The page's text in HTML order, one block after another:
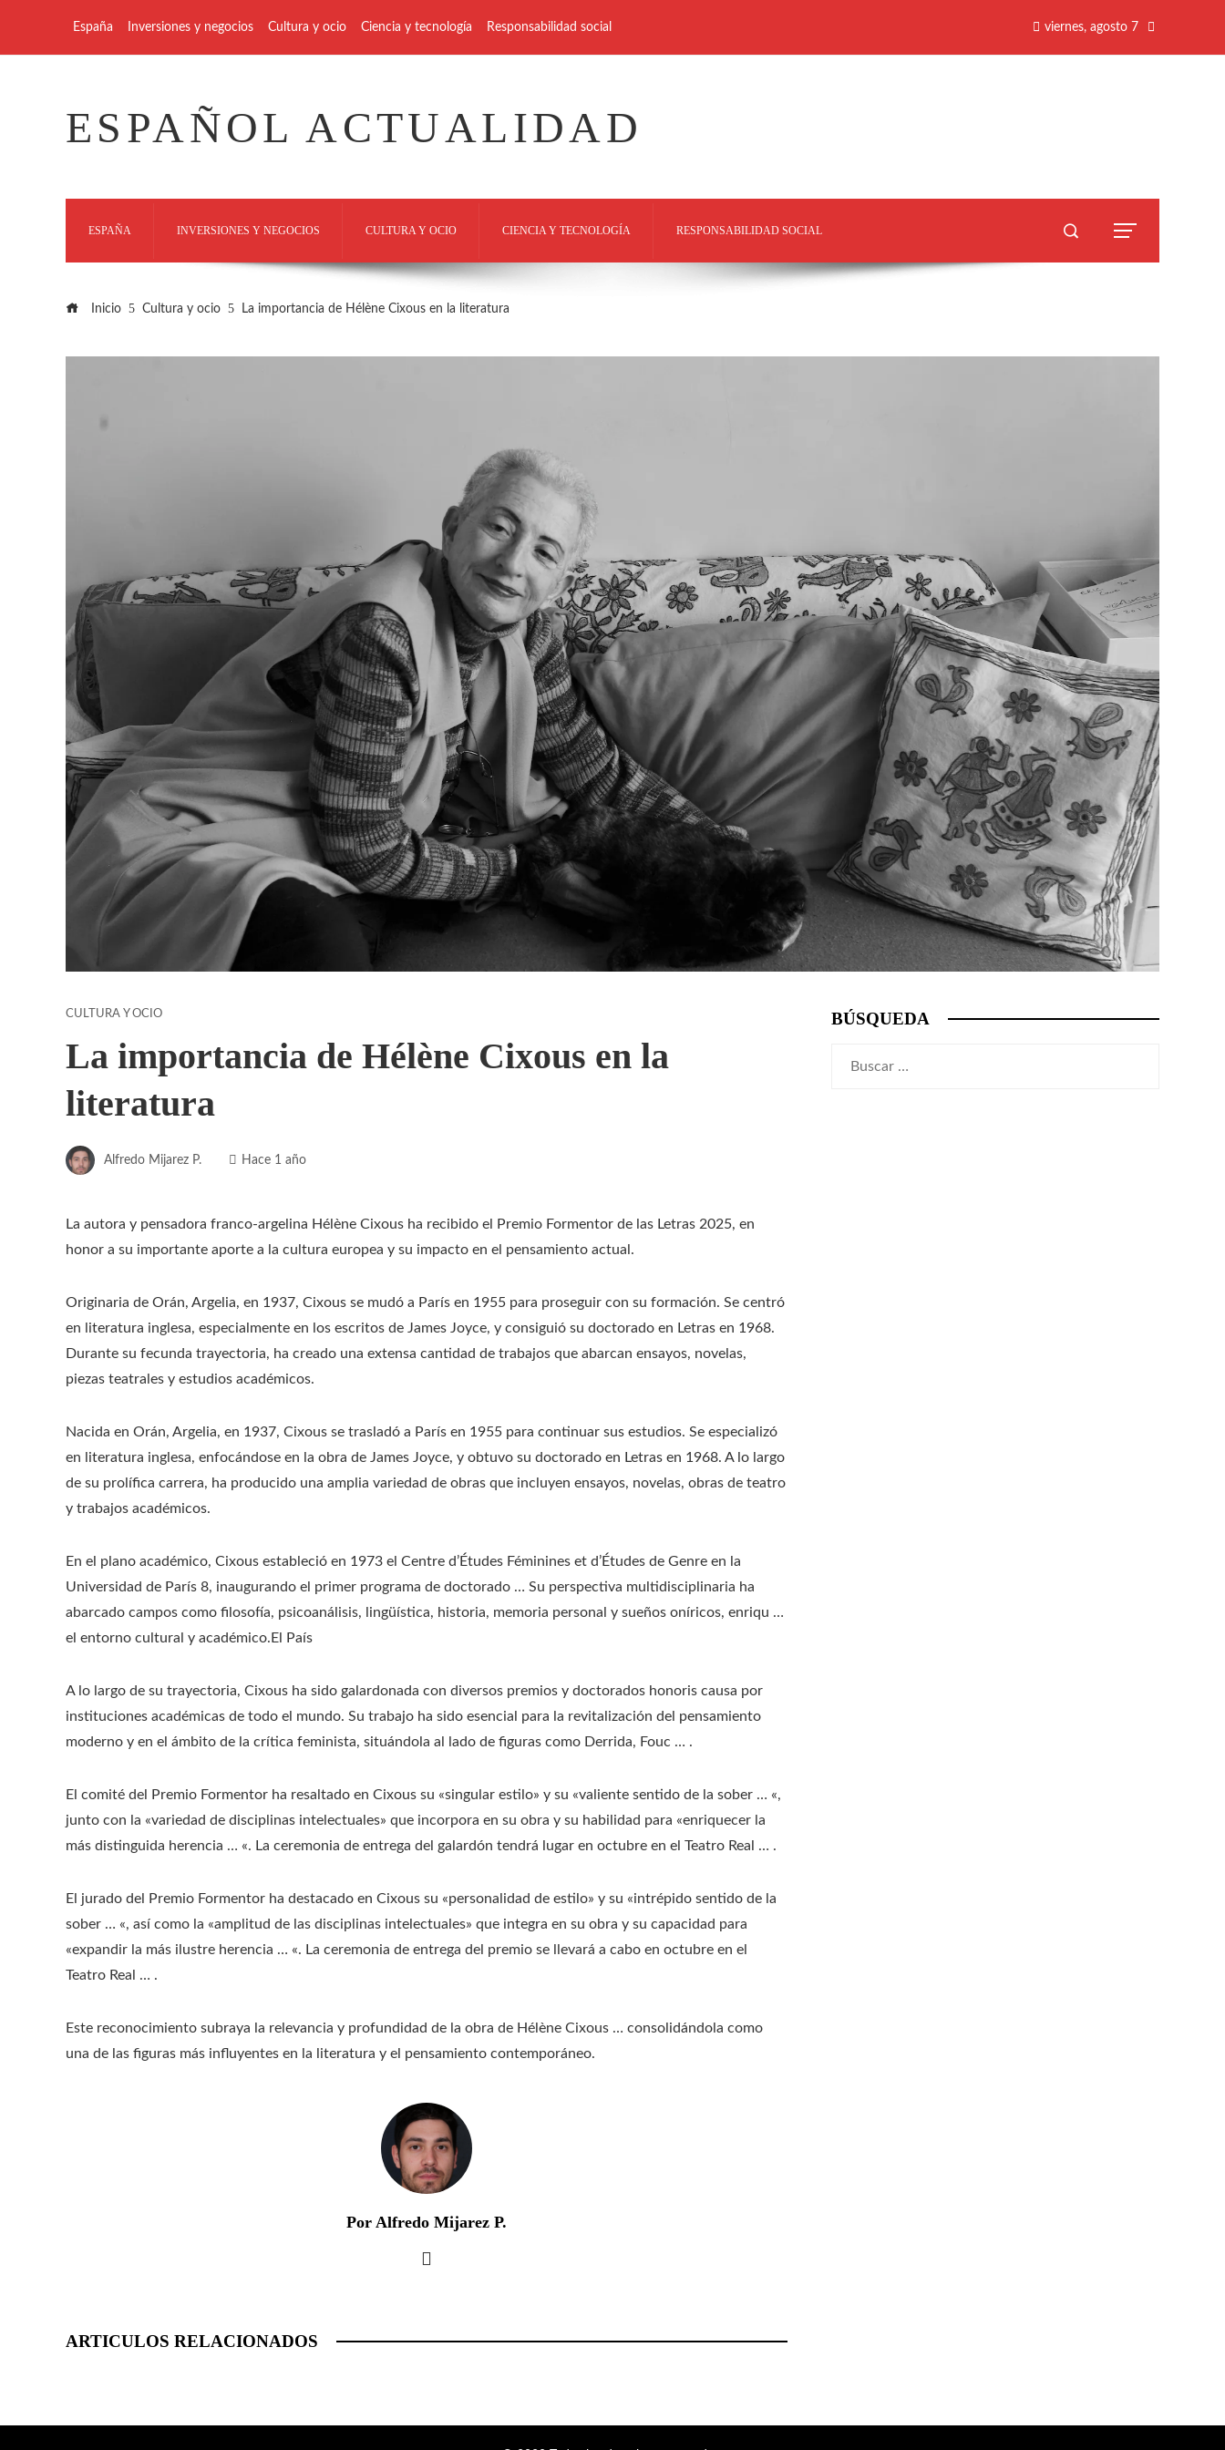
España Inversiones y negocios Cultura y ocio Ciencia y tecnología Responsabilidad social viernes, agosto 7
ESPAÑOL ACTUALIDAD
ESPAÑA INVERSIONES Y NEGOCIOS CULTURA Y OCIO CIENCIA Y TECNOLOGÍA RESPONSABILIDAD SOCIAL
Inicio Cultura y ocio La importancia de Hélène Cixous en la literatura
CULTURA Y OCIO
La importancia de Hélène Cixous en la
literatura
Alfredo Mijarez P. Hace 1 año
La autora y pensadora franco-argelina Hélène Cixous ha recibido el Premio Formentor de las Letras 2025, en
honor a su importante aporte a la cultura europea y su impacto en el pensamiento actual.​
Originaria de Orán, Argelia, en 1937, Cixous se mudó a París en 1955 para proseguir con su formación. Se centró
en literatura inglesa, especialmente en los escritos de James Joyce, y consiguió su doctorado en Letras en 1968.
Durante su fecunda trayectoria, ha creado una extensa cantidad de trabajos que abarcan ensayos, novelas,
piezas teatrales y estudios académicos.
Nacida en Orán, Argelia, en 1937, Cixous se trasladó a París en 1955 para continuar sus estudios. Se especializó
en literatura inglesa, enfocándose en la obra de James Joyce, y obtuvo su doctorado en Letras en 1968. A lo largo
de su prolífica carrera, ha producido una amplia variedad de obras que incluyen ensayos, novelas, obras de teatro
y trabajos académicos.​
En el plano académico, Cixous estableció en 1973 el Centre d’Études Féminines et d’Études de Genre en la
Universidad de París 8, inaugurando el primer programa de doctorado … Su perspectiva multidisciplinaria ha
abarcado campos como filosofía, psicoanálisis, lingüística, historia, memoria personal y sueños oníricos, enriqu …
el entorno cultural y académico.​El País
A lo largo de su trayectoria, Cixous ha sido galardonada con diversos premios y doctorados honoris causa por
instituciones académicas de todo el mundo. Su trabajo ha sido esencial para la revitalización del pensamiento
moderno y en el ámbito de la crítica feminista, situándola al lado de figuras como Derrida, Fouc … .​
El comité del Premio Formentor ha resaltado en Cixous su «singular estilo» y su «valiente sentido de la sober … «,
junto con la «variedad de disciplinas intelectuales» que incorpora en su obra y su habilidad para «enriquecer la
más distinguida herencia … «. La ceremonia de entrega del galardón tendrá lugar en octubre en el Teatro Real … .
El jurado del Premio Formentor ha destacado en Cixous su «personalidad de estilo» y su «intrépido sentido de la
sober … «, así como la «amplitud de las disciplinas intelectuales» que integra en su obra y su capacidad para
«expandir la más ilustre herencia … «. La ceremonia de entrega del premio se llevará a cabo en octubre en el
Teatro Real … .​
Este reconocimiento subraya la relevancia y profundidad de la obra de Hélène Cixous … consolidándola como
una de las figuras más influyentes en la literatura y el pensamiento contemporáneo.
Por Alfredo Mijarez P.
ARTICULOS RELACIONADOS
BÚSQUEDA